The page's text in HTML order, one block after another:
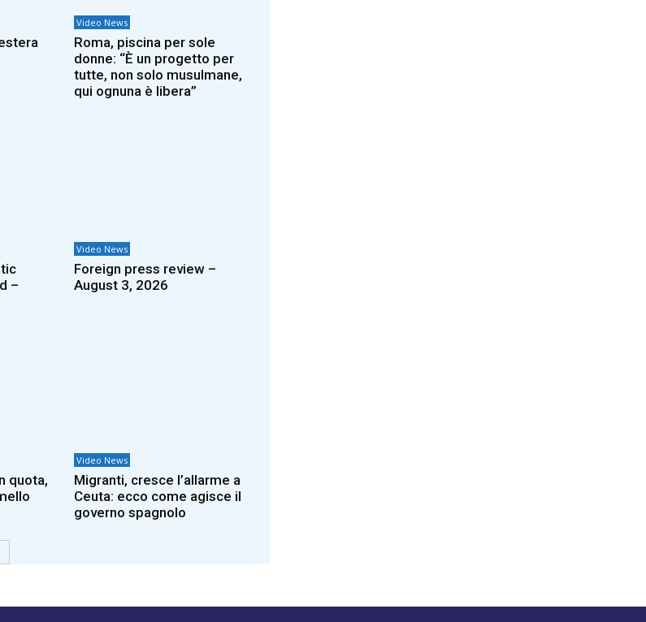
Video News
Roma, piscina per sole
donne: “È un progetto per
tutte, non solo musulmane,
qui ognuna è libera”
–
Video News
Foreign press review –
August 3, 2026
quota,
Video News
Migranti, cresce l’allarme a
Ceuta: ecco come agisce il
governo spagnolo